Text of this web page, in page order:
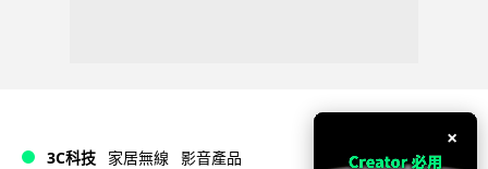
3C科技 家居無線 影音產品
×